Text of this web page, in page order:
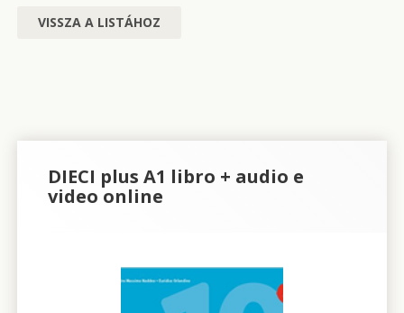
VISSZA A LISTÁHOZ
DIECI plus A1 libro + audio e
video online